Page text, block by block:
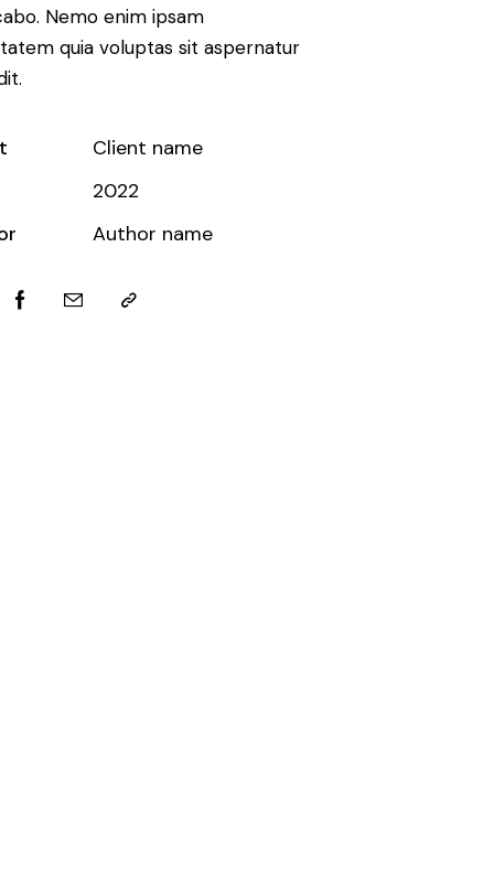
Nemo enim ipsam
quia voluptas sit aspernatur
Client name
2022
Author name